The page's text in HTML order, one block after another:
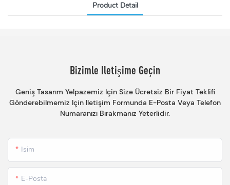
Product Detail
Bizimle Iletişime Geçin
Geniş Tasarım Yelpazemiz Için Size Ücretsiz Bir Fiyat Teklifi
Gönderebilmemiz Için Iletişim Formunda E-Posta Veya Telefon
Numaranızı Bırakmanız Yeterlidir.
Isim
E-Posta